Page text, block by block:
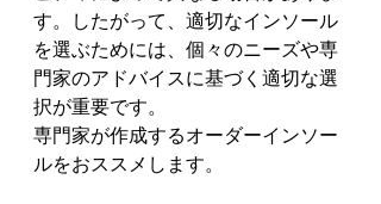
す。したがって、適切なインソール
を選ぶためには、個々のニーズや専
門家のアドバイスに基づく適切な選
択が重要です。
専門家が作成するオーダーインソー
ルをおススメします。